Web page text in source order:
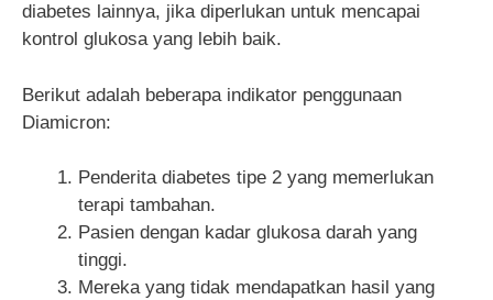
diabetes lainnya, jika diperlukan untuk mencapai
kontrol glukosa yang lebih baik.
Berikut adalah beberapa indikator penggunaan
Diamicron:
Penderita diabetes tipe 2 yang memerlukan
terapi tambahan.
Pasien dengan kadar glukosa darah yang
tinggi.
Mereka yang tidak mendapatkan hasil yang